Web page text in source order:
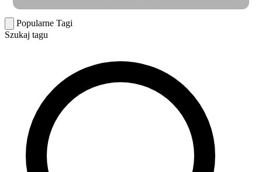
Popularne Tagi
Szukaj tagu